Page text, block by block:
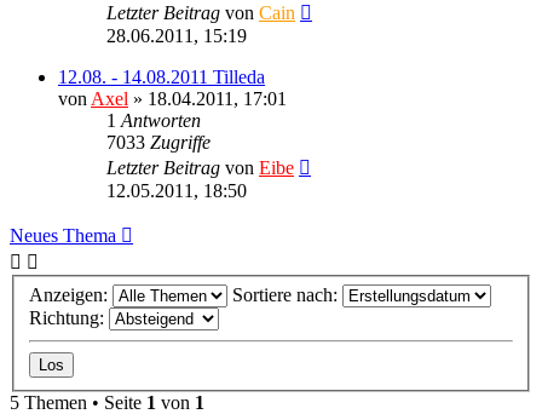
Letzter Beitrag von Cain
28.06.2011, 15:19
12.08. - 14.08.2011 Tilleda
vonAxel » 18.04.2011, 17:01
1Antworten
7033 Zugriffe
Letzter Beitrag von Eibe
12.05.2011, 18:50
Neues Thema
Anzeigen:
Sortiere nach:
Richtung:
5 Themen • Seite 1 von 1